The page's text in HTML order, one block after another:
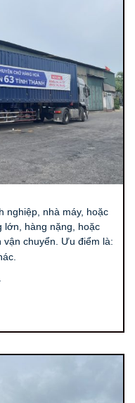
nghiệp, nhà máy, hoặc
lớn, hàng nặng, hoặc
chuyển. Ưu điểm là: